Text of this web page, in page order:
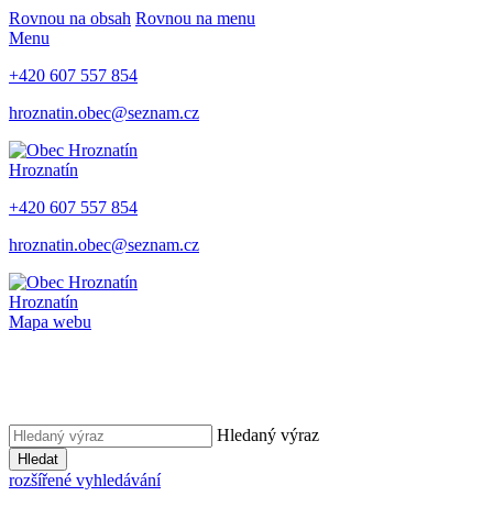
Rovnou na obsah Rovnou na menu
Menu
+420 607 557 854
hroznatin.obec@seznam.cz
Hroznatín
+420 607 557 854
hroznatin.obec@seznam.cz
Hroznatín
Mapa webu
Hledaný výraz
Hledat
rozšířené vyhledávání